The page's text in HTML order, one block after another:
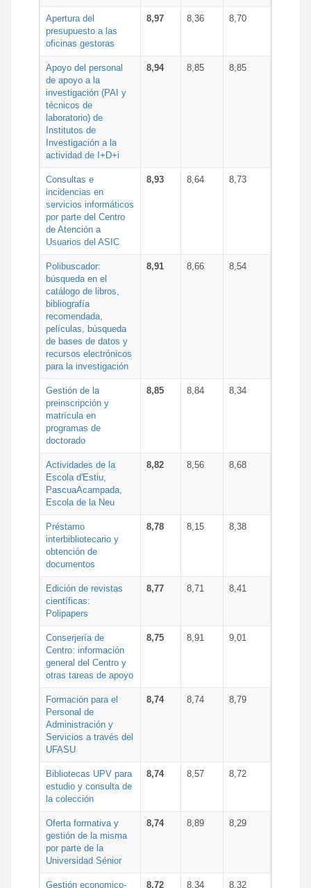
Apertura del
presupuesto a las
oficinas gestoras
8,97 8,36 8,70
Apoyo del personal
de apoyo a la
investigación (PAI y
técnicos de
laboratorio) de
Institutos de
Investigación a la
actividad de I+D+i
8,94 8,85 8,85
Consultas e
incidencias en
servicios informáticos
por parte del Centro
de Atención a
Usuarios del ASIC
8,93 8,64 8,73
Polibuscador:
búsqueda en el
catálogo de libros,
bibliografía
recomendada,
películas, búsqueda
de bases de datos y
recursos electrónicos
para la investigación
8,91 8,66 8,54
Gestión de la
preinscripción y
matrícula en
programas de
doctorado
8,85 8,84 8,34
Actividades de la
Escola d'Estiu,
PascuaAcampada,
Escola de la Neu
8,82 8,56 8,68
Préstamo
interbibliotecario y
obtención de
documentos
8,78 8,15 8,38
Edición de revistas
científicas:
Polipapers
8,77 8,71 8,41
Conserjería de
Centro: información
general del Centro y
otras tareas de apoyo
8,75 8,91 9,01
Formación para el
Personal de
Administración y
Servicios a través del
UFASU
8,74 8,74 8,79
Bibliotecas UPV para
estudio y consulta de
la colección
8,74 8,57 8,72
Oferta formativa y
gestión de la misma
por parte de la
Universidad Sénior
8,74 8,89 8,29
Gestión economico- 8,72 8,34 8,32